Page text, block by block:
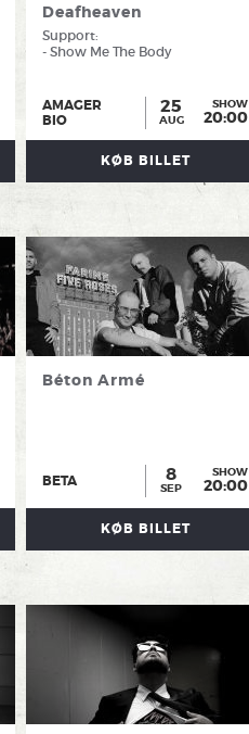
Deafheaven
Support:
- Show Me The Body
AMAGER
BIO
25
AUG
SHOW
20:00
KØB BILLET
Béton Armé
BETA 8
SEP
SHOW
20:00
KØB BILLET